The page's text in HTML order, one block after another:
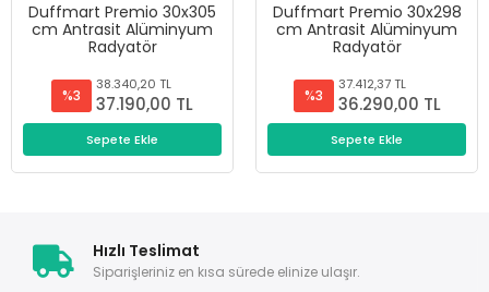
Duffmart Premio 30x305
cm Antrasit Alüminyum
Radyatör
%3
38.340,20 TL
37.190,00 TL
Sepete Ekle
Duffmart Premio 30x298
cm Antrasit Alüminyum
Radyatör
%3
37.412,37 TL
36.290,00 TL
Sepete Ekle
Hızlı Teslimat
Siparişleriniz en kısa sürede elinize ulaşır.